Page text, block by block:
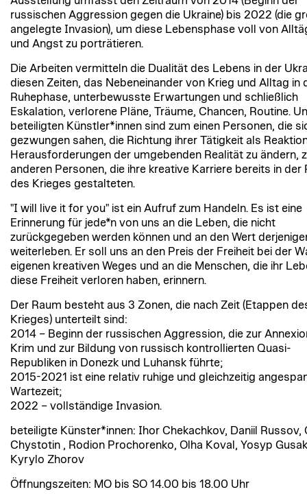
russischen Aggression gegen die Ukraine) bis 2022 (die
angelegte Invasion), um diese Lebensphase voll von
und Angst zu porträtieren.
Die Arbeiten vermitteln die Dualität des Lebens in der
diesen Zeiten, das Nebeneinander von Krieg und Alltag in
Ruhephase, unterbewusste Erwartungen und schließlich
Eskalation, verlorene Pläne, Träume, Chancen, Routine.
beteiligten Künstler*innen sind zum einen Personen, die
gezwungen sahen, die Richtung ihrer Tätigkeit als
Herausforderungen der umgebenden Realität zu ändern,
anderen Personen, die ihre kreative Karriere bereits in der
des Krieges gestalteten.
"I will live it for you" ist ein Aufruf zum Handeln. Es ist eine
Erinnerung für jede*n von uns an die Leben, die nicht
zurückgegeben werden können und an den Wert
weiterleben. Er soll uns an den Preis der Freiheit bei der
eigenen kreativen Weges und an die Menschen, die ihr
diese Freiheit verloren haben, erinnern.
Der Raum besteht aus 3 Zonen, die nach Zeit (Etappen
Krieges) unterteilt sind:
2014 – Beginn der russischen Aggression, die zur
Krim und zur Bildung von russisch kontrollierten Quasi-
Republiken in Donezk und Luhansk führte;
2015-2021 ist eine relativ ruhige und gleichzeitig
Wartezeit;
2022 – vollständige Invasion.
beteiligte Künster*innen: Ihor Chekachkov, Daniil Russov,
Chystotin , Rodion Prochorenko, Olha Koval, Yosyp
Kyrylo Zhorov
Öffnungszeiten: MO bis SO 14.00 bis 18.00 Uhr